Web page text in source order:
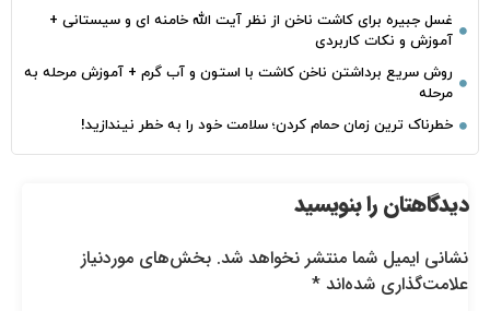
غسل جبیره برای کاشت ناخن از نظر آیت الله خامنه ای و سیستانی +
آموزش و نکات کاربردی
روش سریع برداشتن ناخن کاشت با استون و آب گرم + آموزش مرحله به
مرحله
خطرناک‌ ترین زمان‌ حمام کردن؛ سلامت خود را به خطر نیندازید!
دیدگاهتان را بنویسید
نشانی ایمیل شما منتشر نخواهد شد. بخش‌های موردنیاز
علامت‌گذاری شده‌اند *